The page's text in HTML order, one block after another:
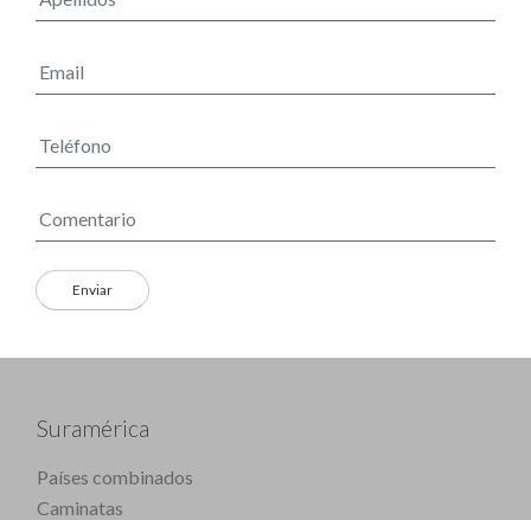
Suramérica
Países combinados
Caminatas